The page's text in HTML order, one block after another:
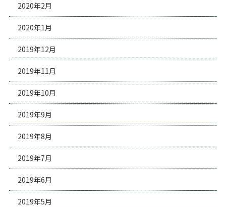
2020年2月
2020年1月
2019年12月
2019年11月
2019年10月
2019年9月
2019年8月
2019年7月
2019年6月
2019年5月